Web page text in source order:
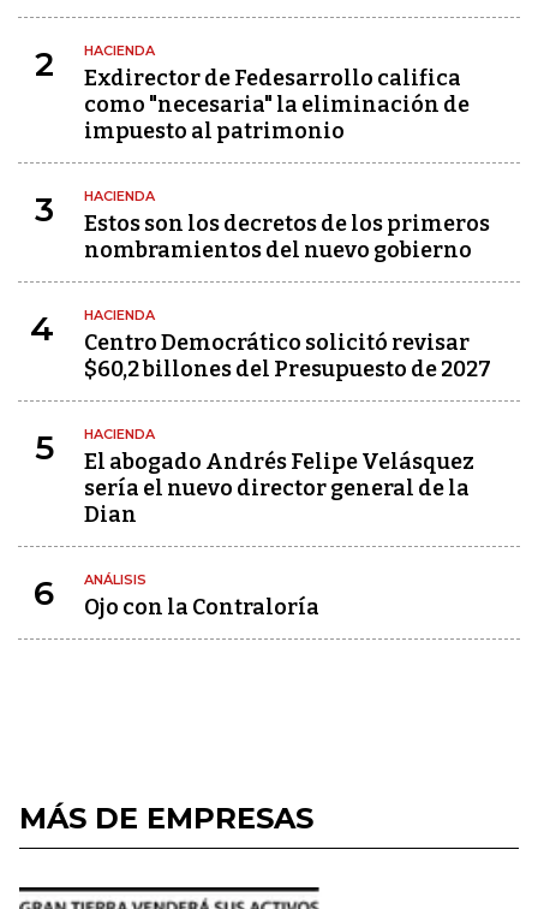
2 HACIENDA
Exdirector de Fedesarrollo califica
como "necesaria" la eliminación de
impuesto al patrimonio
3 HACIENDA
Estos son los decretos de los primeros
nombramientos del nuevo gobierno
4 HACIENDA
Centro Democrático solicitó revisar
$60,2 billones del Presupuesto de 2027
5 HACIENDA
El abogado Andrés Felipe Velásquez
sería el nuevo director general de la
Dian
6 ANÁLISIS
Ojo con la Contraloría
MÁS DE EMPRESAS